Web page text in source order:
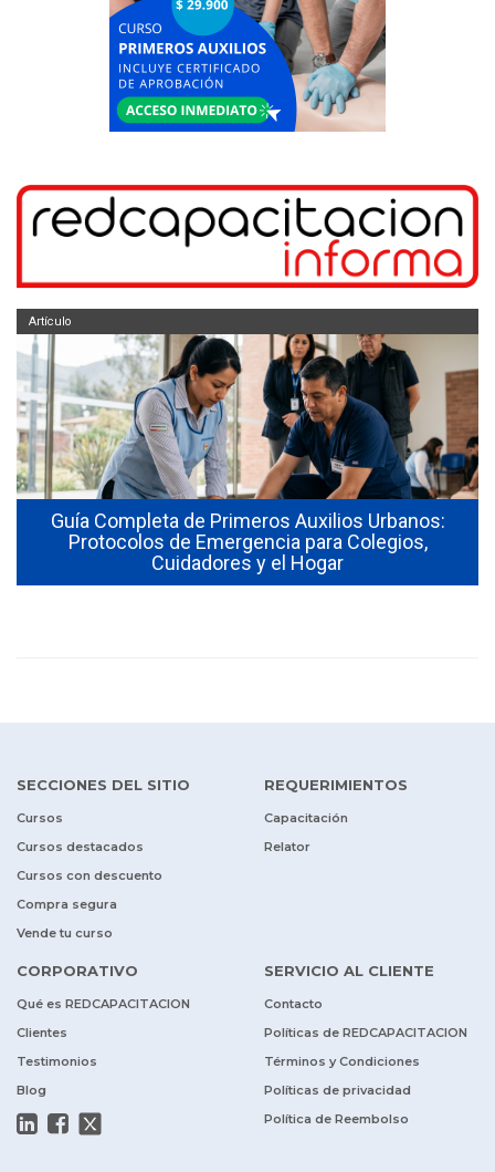
Guía Completa de Primeros Auxilios Urbanos:
Protocolos de Emergencia para Colegios,
Cuidadores y el Hogar
Artículo
SECCIONES DEL SITIO
Cursos
Cursos destacados
Cursos con descuento
Compra segura
Vende tu curso
REQUERIMIENTOS
Capacitación
Relator
CORPORATIVO
Qué es REDCAPACITACION
Clientes
Testimonios
Blog
SERVICIO AL CLIENTE
Contacto
Políticas de REDCAPACITACION
Términos y Condiciones
Políticas de privacidad
Política de Reembolso